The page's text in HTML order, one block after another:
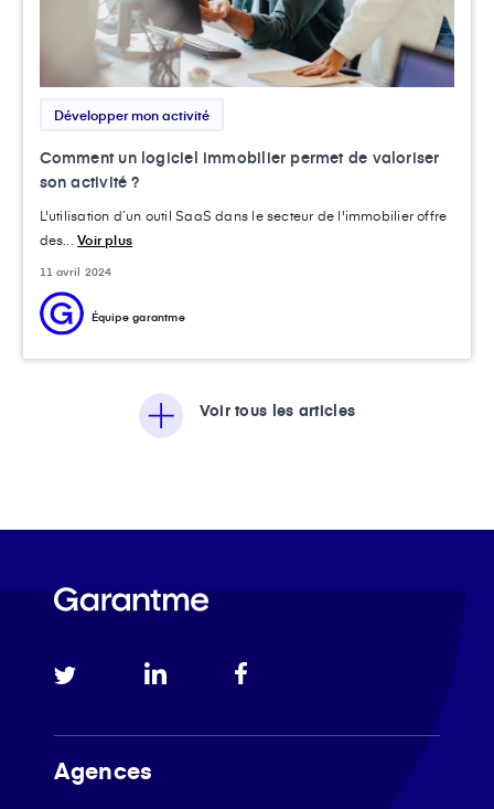
Développer mon activité
Comment un logiciel immobilier permet de valoriser
son activité ?
L'utilisation d’un outil SaaS dans le secteur de l'immobilier offre
des...Voir plus
11 avril 2024
Équipe garantme
Voir tous les articles
Agences